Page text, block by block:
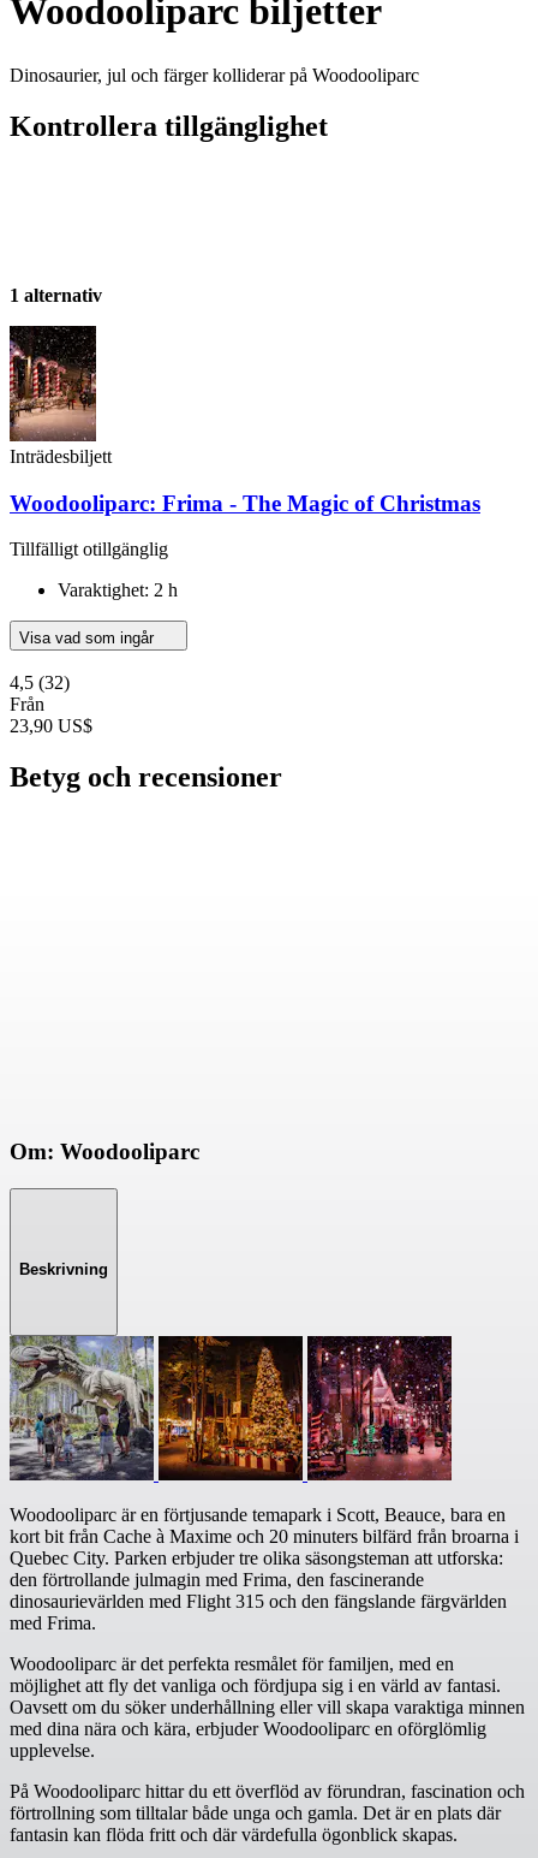
Woodooliparc biljetter
Dinosaurier, jul och färger kolliderar på Woodooliparc
Kontrollera tillgänglighet
1 alternativ
Inträdesbiljett
Woodooliparc: Frima - The Magic of Christmas
Tillfälligt otillgänglig
Varaktighet: 2 h
Visa vad som ingår
4,5 (32)
Från
23,90 US$
Betyg och recensioner
Om: Woodooliparc
Beskrivning
Woodooliparc är en förtjusande temapark i Scott, Beauce, bara en
kort bit från Cache à Maxime och 20 minuters bilfärd från broarna i
Quebec City. Parken erbjuder tre olika säsongsteman att utforska:
den förtrollande julmagin med Frima, den fascinerande
dinosaurievärlden med Flight 315 och den fängslande färgvärlden
med Frima.
Woodooliparc är det perfekta resmålet för familjen, med en
möjlighet att fly det vanliga och fördjupa sig i en värld av fantasi.
Oavsett om du söker underhållning eller vill skapa varaktiga minnen
med dina nära och kära, erbjuder Woodooliparc en oförglömlig
upplevelse.
På Woodooliparc hittar du ett överflöd av förundran, fascination och
förtrollning som tilltalar både unga och gamla. Det är en plats där
fantasin kan flöda fritt och där värdefulla ögonblick skapas.